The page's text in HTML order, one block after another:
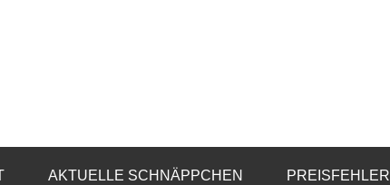
AKTUELLE SCHNÄPPCHEN